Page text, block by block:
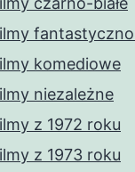
komediowe
niezależne
z 1972 roku
z 1973 roku